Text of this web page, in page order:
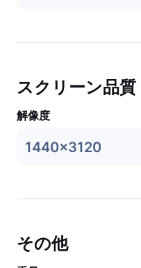
スクリーン品質
解像度
1440x3120
その他